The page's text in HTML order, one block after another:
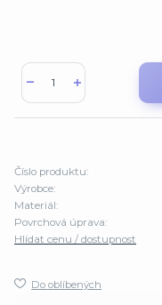
Číslo produktu:
Výrobce:
Materiál:
Povrchová úprava:
Hlídat cenu / dostupnost
Do oblíbených